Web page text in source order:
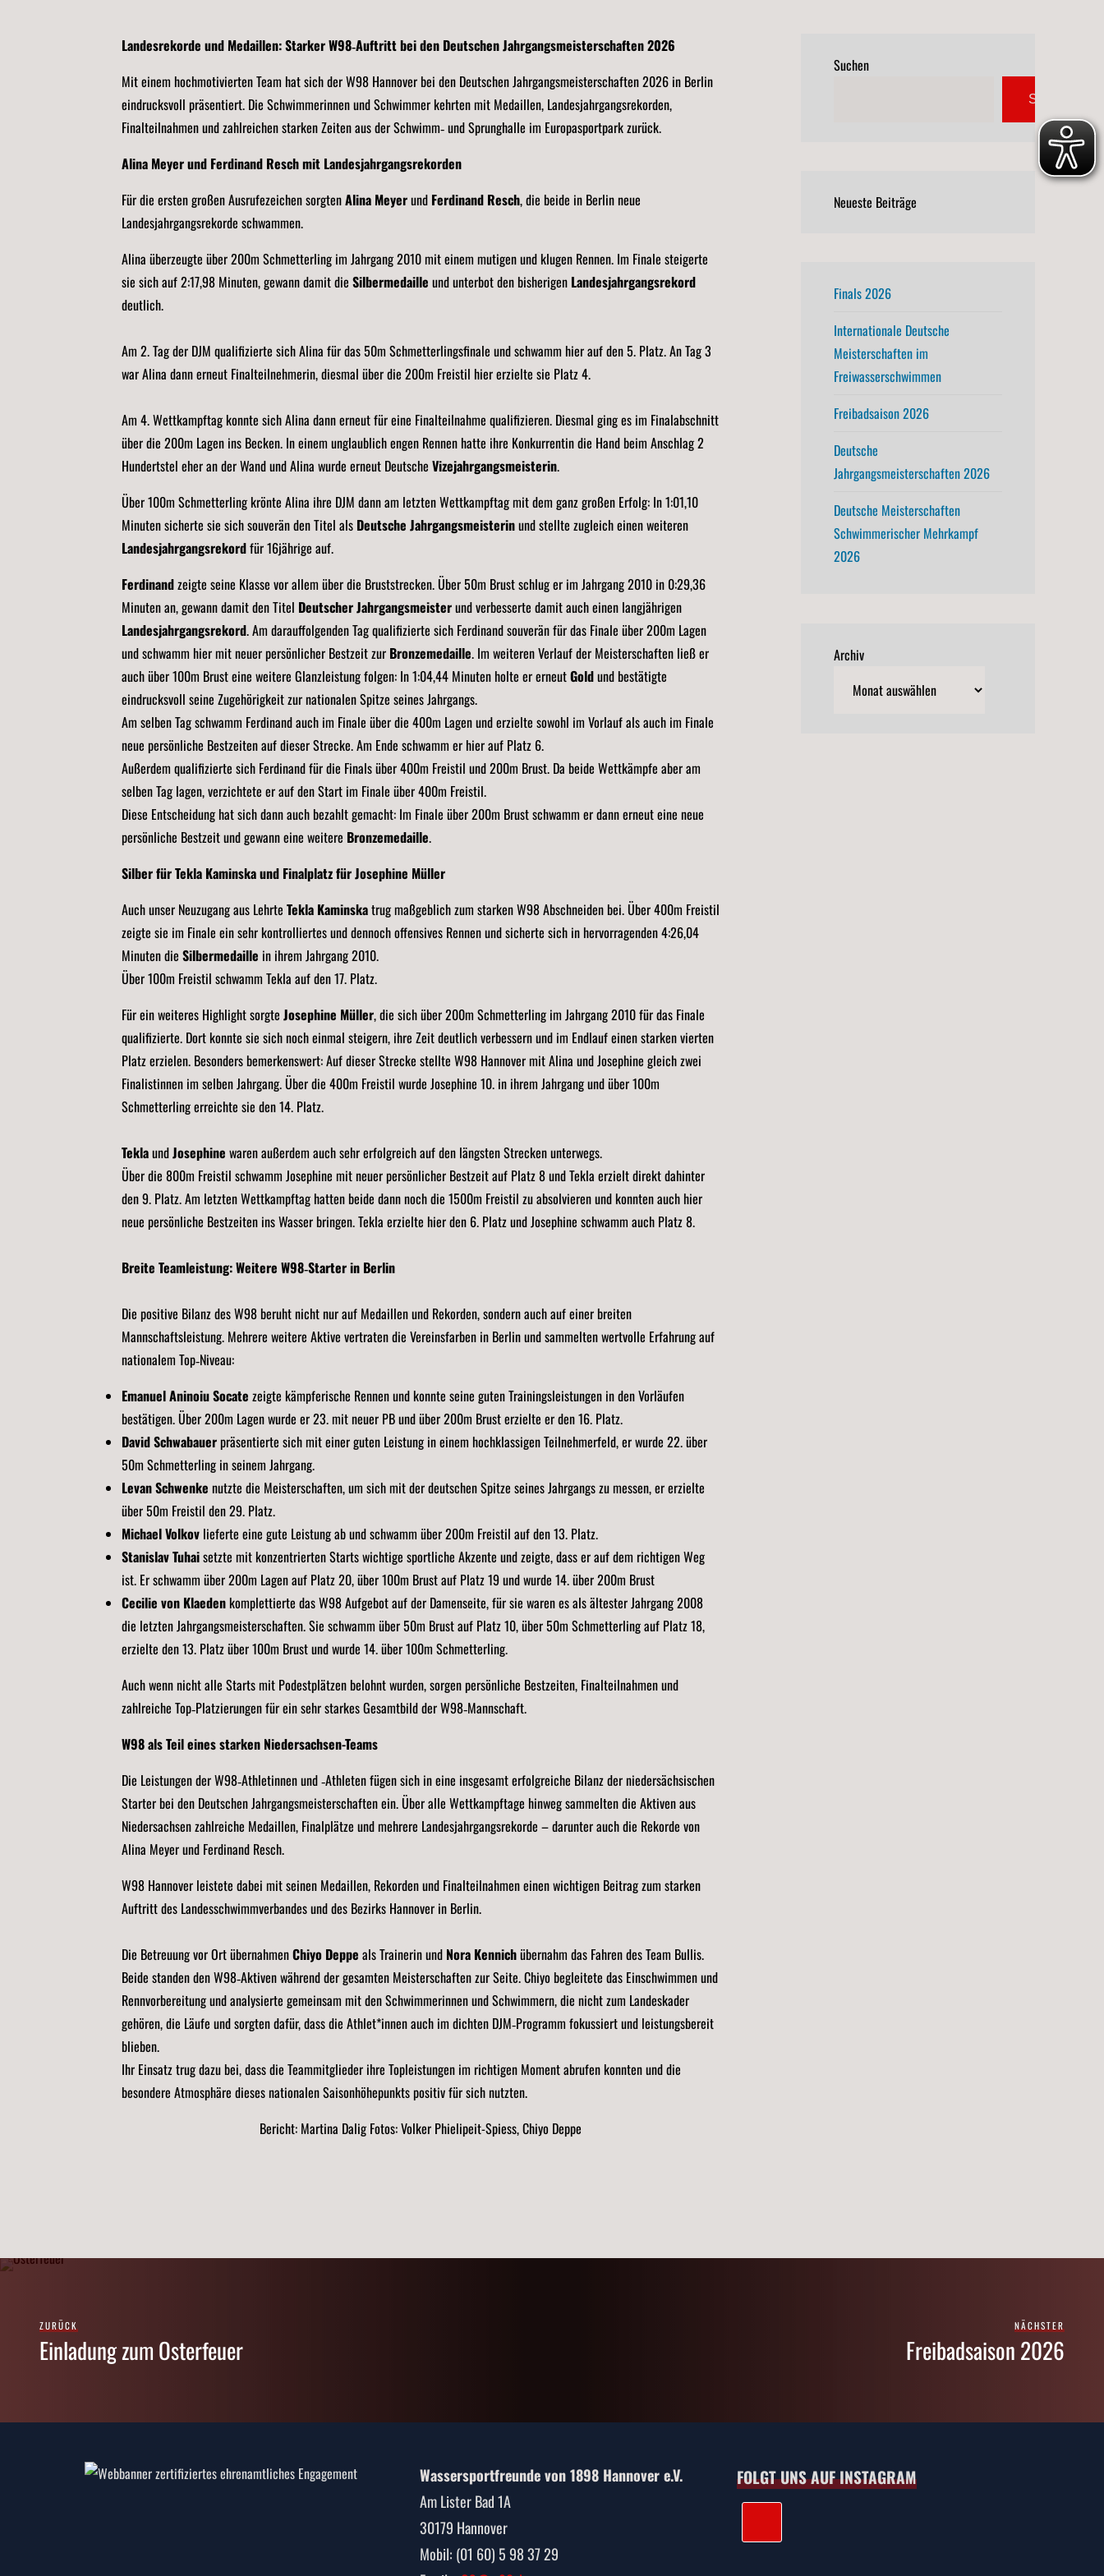
Landesrekorde und Medaillen: Starker W98‑Auftritt bei den Deutschen Jahrgangsmeisterschaften 2026
Mit einem hochmotivierten Team hat sich der W98 Hannover bei den Deutschen Jahrgangsmeisterschaften 2026 in Berlin
eindrucksvoll präsentiert. Die Schwimmerinnen und Schwimmer kehrten mit Medaillen, Landesjahrgangsrekorden,
Finalteilnahmen und zahlreichen starken Zeiten aus der Schwimm‑ und Sprunghalle im Europasportpark zurück.
Alina Meyer und Ferdinand Resch mit Landesjahrgangsrekorden
Für die ersten großen Ausrufezeichen sorgtenAlina Meyerund Ferdinand Resch, die beide in Berlin neue
Landesjahrgangsrekorde schwammen.
Alina überzeugte über 200m Schmetterling im Jahrgang 2010 mit einem mutigen und klugen Rennen. Im Finale steigerte
sie sich auf 2:17,98 Minuten, gewann damit die Silbermedaille und unterbot den bisherigen Landesjahrgangsrekord
deutlich.
Am 2. Tag der DJM qualifizierte sich Alina für das 50m Schmetterlingsfinale und schwamm hier auf den 5. Platz. An Tag 3
war Alina dann erneut Finalteilnehmerin, diesmal über die 200m Freistil hier erzielte sie Platz 4.
Am 4. Wettkampftag konnte sich Alina dann erneut für eine Finalteilnahme qualifizieren. Diesmal ging es im Finalabschnitt
über die 200m Lagen ins Becken. In einem unglaublich engen Rennen hatte ihre Konkurrentin die Hand beim Anschlag 2
Hundertstel eher an der Wand und Alina wurde erneut Deutsche Vizejahrgangsmeisterin.
Über 100m Schmetterling krönte Alina ihre DJM dann am letzten Wettkampftag mit dem ganz großen Erfolg: In 1:01,10
Minuten sicherte sie sich souverän den Titel als Deutsche Jahrgangsmeisterinund stellte zugleich einen weiteren
Landesjahrgangsrekordfür 16jährige auf.
Ferdinandzeigte seine Klasse vor allem über die Bruststrecken. Über 50m Brust schlug er im Jahrgang 2010 in 0:29,36
Minuten an, gewann damit den Titel Deutscher Jahrgangsmeisterund verbesserte damit auch einen langjährigen
Landesjahrgangsrekord. Am darauffolgenden Tag qualifizierte sich Ferdinand souverän für das Finale über 200m Lagen
und schwamm hier mit neuer persönlicher Bestzeit zur Bronzemedaille. Im weiteren Verlauf der Meisterschaften ließ er
auch über 100m Brust eine weitere Glanzleistung folgen: In 1:04,44 Minuten holte er erneutGoldund bestätigte
eindrucksvoll seine Zugehörigkeit zur nationalen Spitze seines Jahrgangs.
Am selben Tag schwamm Ferdinand auch im Finale über die 400m Lagen und erzielte sowohl im Vorlauf als auch im Finale
neue persönliche Bestzeiten auf dieser Strecke. Am Ende schwamm er hier auf Platz 6.
Außerdem qualifizierte sich Ferdinand für die Finals über 400m Freistil und 200m Brust. Da beide Wettkämpfe aber am
selben Tag lagen, verzichtete er auf den Start im Finale über 400m Freistil.
Diese Entscheidung hat sich dann auch bezahlt gemacht: Im Finale über 200m Brust schwamm er dann erneut eine neue
persönliche Bestzeit und gewann eine weitere Bronzemedaille.
Silber für Tekla Kaminska und Finalplatz für Josephine Müller
Auch unser Neuzugang aus Lehrte Tekla Kaminskatrug maßgeblich zum starken W98 Abschneiden bei. Über 400m Freistil
zeigte sie im Finale ein sehr kontrolliertes und dennoch offensives Rennen und sicherte sich in hervorragenden 4:26,04
Minuten die Silbermedaille in ihrem Jahrgang 2010.
Über 100m Freistil schwamm Tekla auf den 17. Platz.
Für ein weiteres Highlight sorgte Josephine Müller, die sich über 200m Schmetterling im Jahrgang 2010 für das Finale
qualifizierte. Dort konnte sie sich noch einmal steigern, ihre Zeit deutlich verbessern und im Endlauf einen starken vierten
Platz erzielen. Besonders bemerkenswert: Auf dieser Strecke stellte W98 Hannover mit Alina und Josephine gleich zwei
Finalistinnen im selben Jahrgang. Über die 400m Freistil wurde Josephine 10. in ihrem Jahrgang und über 100m
Schmetterling erreichte sie den 14. Platz.
TeklaundJosephine waren außerdem auch sehr erfolgreich auf den längsten Strecken unterwegs.
Über die 800m Freistil schwamm Josephine mit neuer persönlicher Bestzeit auf Platz 8 und Tekla erzielt direkt dahinter
den 9. Platz. Am letzten Wettkampftag hatten beide dann noch die 1500m Freistil zu absolvieren und konnten auch hier
neue persönliche Bestzeiten ins Wasser bringen. Tekla erzielte hier den 6. Platz und Josephine schwamm auch Platz 8.
Breite Teamleistung: Weitere W98‑Starter in Berlin
Die positive Bilanz des W98 beruht nicht nur auf Medaillen und Rekorden, sondern auch auf einer breiten
Mannschaftsleistung. Mehrere weitere Aktive vertraten die Vereinsfarben in Berlin und sammelten wertvolle Erfahrung auf
nationalem Top‑Niveau:
Emanuel Aninoiu Socate zeigte kämpferische Rennen und konnte seine guten Trainingsleistungen in den Vorläufen
bestätigen. Über 200m Lagen wurde er 23. mit neuer PB und über 200m Brust erzielte er den 16. Platz.
David Schwabauerpräsentierte sich mit einer guten Leistung in einem hochklassigen Teilnehmerfeld, er wurde 22. über
50m Schmetterling in seinem Jahrgang.
Levan Schwenke nutzte die Meisterschaften, um sich mit der deutschen Spitze seines Jahrgangs zu messen, er erzielte
über 50m Freistil den 29. Platz.
Michael Volkov lieferte eine gute Leistung ab und schwamm über 200m Freistil auf den 13. Platz.
Stanislav Tuhaisetzte mit konzentrierten Starts wichtige sportliche Akzente und zeigte, dass er auf dem richtigen Weg
ist. Er schwamm über 200m Lagen auf Platz 20, über 100m Brust auf Platz 19 und wurde 14. über 200m Brust
Cecilie von Klaedenkomplettierte das W98 Aufgebot auf der Damenseite, für sie waren es als ältester Jahrgang 2008
die letzten Jahrgangsmeisterschaften. Sie schwamm über 50m Brust auf Platz 10, über 50m Schmetterling auf Platz 18,
erzielte den 13. Platz über 100m Brust und wurde 14. über 100m Schmetterling.
Auch wenn nicht alle Starts mit Podestplätzen belohnt wurden, sorgen persönliche Bestzeiten, Finalteilnahmen und
zahlreiche Top‑Platzierungen für ein sehr starkes Gesamtbild der W98‑Mannschaft.
W98 als Teil eines starken Niedersachsen-Teams
Die Leistungen der W98‑Athletinnen und ‑Athleten fügen sich in eine insgesamt erfolgreiche Bilanz der niedersächsischen
Starter bei den Deutschen Jahrgangsmeisterschaften ein. Über alle Wettkampftage hinweg sammelten die Aktiven aus
Niedersachsen zahlreiche Medaillen, Finalplätze und mehrere Landesjahrgangsrekorde – darunter auch die Rekorde von
Alina Meyer und Ferdinand Resch.
W98 Hannover leistete dabei mit seinen Medaillen, Rekorden und Finalteilnahmen einen wichtigen Beitrag zum starken
Auftritt des Landesschwimmverbandes und des Bezirks Hannover in Berlin.
Die Betreuung vor Ort übernahmenChiyo Deppe als Trainerin und Nora Kennichübernahm das Fahren des Team Bullis.
Beide standen den W98‑Aktiven während der gesamten Meisterschaften zur Seite. Chiyo begleitete das Einschwimmen und
Rennvorbereitung und analysierte gemeinsam mit den Schwimmerinnen und Schwimmern, die nicht zum Landeskader
gehören, die Läufe und sorgten dafür, dass die Athlet*innen auch im dichten DJM‑Programm fokussiert und leistungsbereit
blieben.
Ihr Einsatz trug dazu bei, dass die Teammitglieder ihre Topleistungen im richtigen Moment abrufen konnten und die
besondere Atmosphäre dieses nationalen Saisonhöhepunkts positiv für sich nutzten.
Bericht: Martina Dalig Fotos: Volker Phielipeit-Spiess, Chiyo Deppe
Suchen
Suchen
Neueste Beiträge
Finals 2026
Internationale Deutsche
Meisterschaften im
Freiwasserschwimmen
Freibadsaison 2026
Deutsche
Jahrgangsmeisterschaften 2026
Deutsche Meisterschaften
Schwimmerischer Mehrkampf
2026
Archiv
ZURÜCK
Einladung zum Osterfeuer
NÄCHSTER
Freibadsaison 2026
Wassersportfreunde von 1898 Hannover e.V.
Am Lister Bad 1A
30179 Hannover
Mobil: (01 60) 5 98 37 29
FOLGT UNS AUF INSTAGRAM